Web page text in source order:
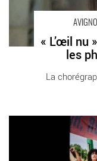
« L’œil nu
les
« Antigone in the
Critique sortie
Avignon – Vedène.